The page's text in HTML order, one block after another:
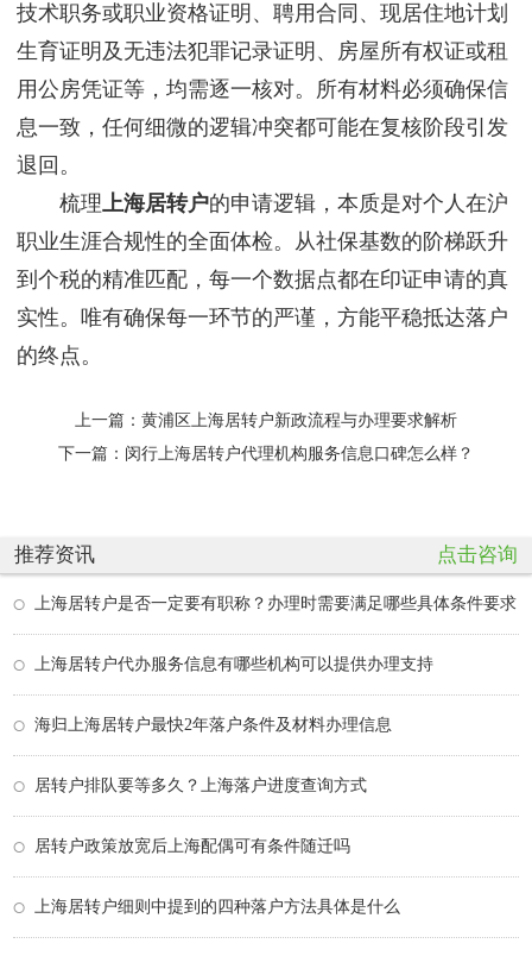
技术职务或职业资格证明、聘用合同、现居住地计划
生育证明及无违法犯罪记录证明、房屋所有权证或租
用公房凭证等，均需逐一核对。所有材料必须确保信
息一致，任何细微的逻辑冲突都可能在复核阶段引发
退回。
梳理上海居转户的申请逻辑，本质是对个人在沪
职业生涯合规性的全面体检。从社保基数的阶梯跃升
到个税的精准匹配，每一个数据点都在印证申请的真
实性。唯有确保每一环节的严谨，方能平稳抵达落户
的终点。
上一篇： 黄浦区上海居转户新政流程与办理要求解析
下一篇： 闵行上海居转户代理机构服务信息口碑怎么样？
推荐资讯 点击咨询
上海居转户是否一定要有职称？办理时需要满足哪些具体条件要求
上海居转户代办服务信息有哪些机构可以提供办理支持
海归上海居转户最快2年落户条件及材料办理信息
居转户排队要等多久？上海落户进度查询方式
居转户政策放宽后上海配偶可有条件随迁吗
上海居转户细则中提到的四种落户方法具体是什么